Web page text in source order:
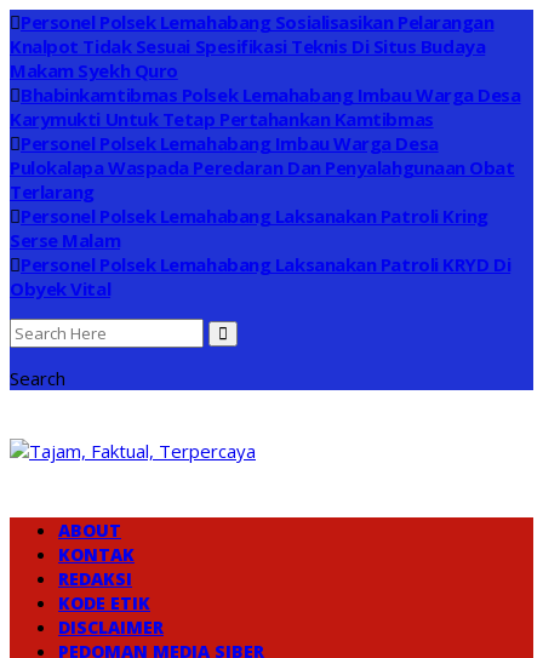
Personel Polsek Lemahabang Sosialisasikan Pelarangan
Knalpot Tidak Sesuai Spesifikasi Teknis Di Situs Budaya
Makam Syekh Quro
Bhabinkamtibmas Polsek Lemahabang Imbau Warga Desa
Karymukti Untuk Tetap Pertahankan Kamtibmas
Personel Polsek Lemahabang Imbau Warga Desa
Pulokalapa Waspada Peredaran Dan Penyalahgunaan Obat
Terlarang
Personel Polsek Lemahabang Laksanakan Patroli Kring
Serse Malam
Personel Polsek Lemahabang Laksanakan Patroli KRYD Di
Obyek Vital
Search
ABOUT
KONTAK
REDAKSI
KODE ETIK
DISCLAIMER
PEDOMAN MEDIA SIBER